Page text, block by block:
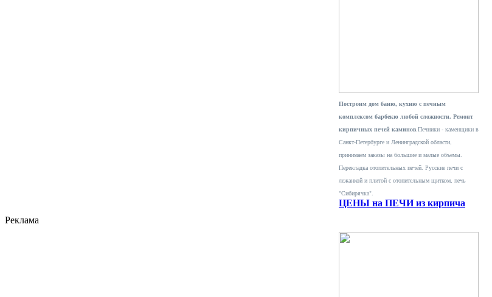
Построим дом баню, кухню с печным
комплексом барбекю любой сложности. Ремонт
кирпичных печей каминов.Печники - каменщики в
Санкт-Петербурге и Ленинградской области,
принимаем заказы на большие и малые объемы.
Перекладка отопительных печей. Русские печи с
лежанкой и плитой с отопительным щитком, печь
"Сибирячка".
ЦЕНЫ на ПЕЧИ из кирпича
Реклама